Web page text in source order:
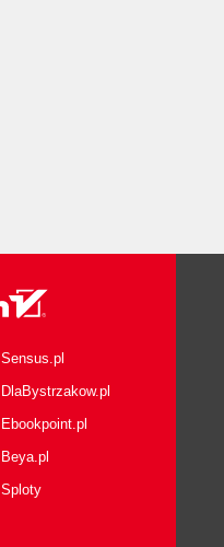
Sensus.pl
DlaBystrzakow.pl
Ebookpoint.pl
Beya.pl
Sploty